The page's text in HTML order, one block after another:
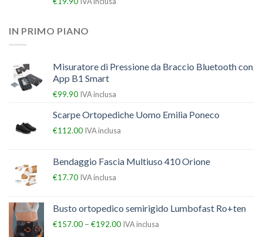
IN PRIMO PIANO
Misuratore di Pressione da Braccio Bluetooth con
App B1 Smart
€99.90 IVA inclusa
Scarpe Ortopediche Uomo Emilia Poneco
€112.00 IVA inclusa
Bendaggio Fascia Multiuso 410 Orione
€17.70 IVA inclusa
Busto ortopedico semirigido Lumbofast Ro+ten
€157.00 – €192.00 IVA inclusa